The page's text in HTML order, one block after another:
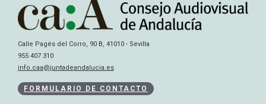
Calle Pagés del Corro, 90 B, 41010 - Sevilla
955 407 310
info.caa@juntadeandalucia.es
FORMULARIO DE CONTACTO